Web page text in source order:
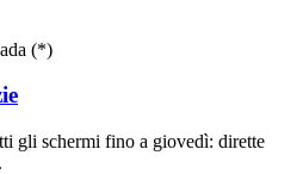
(*)
gli schermi fino a giovedì: dirette